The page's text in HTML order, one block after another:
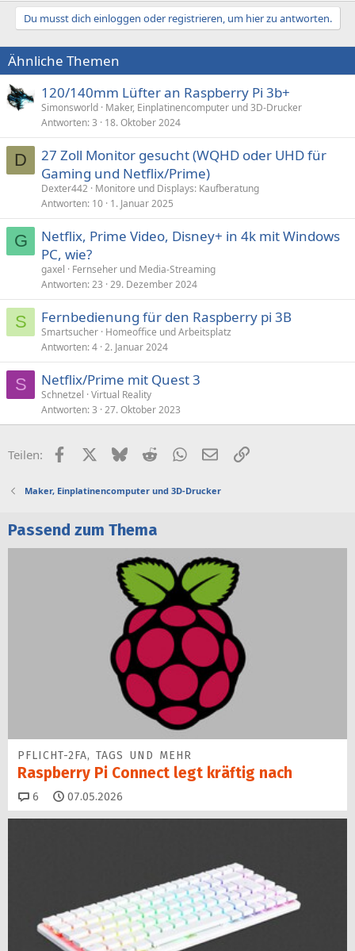
Du musst dich einloggen oder registrieren, um hier zu antworten.
Ähnliche Themen
120/140mm Lüfter an Raspberry Pi 3b+
Simonsworld Maker, Einplatinencomputer und 3D-Drucker
Antworten 3 18. Oktober 2024
D
27 Zoll Monitor gesucht (WQHD oder UHD für
Gaming und Netflix/Prime)
Dexter442 Monitore und Displays: Kaufberatung
Antworten 10 1. Januar 2025
G
Netflix, Prime Video, Disney+ in 4k mit Windows
PC, wie?
gaxel
Fernseher und Media-Streaming
Antworten 23 29. Dezember 2024
S Fernbedienung für den Raspberry pi 3B
Smartsucher Homeoffice und Arbeitsplatz
Antworten 4 2. Januar 2024
S Netflix/Prime mit Quest 3
Schnetzel Virtual Reality
Antworten 3 27. Oktober 2023
Teilen: FacebookX (Twitter)
BlueskyRedditWhatsApp
E-MailLink
Maker, Einplatinencomputer und 3D-Drucker
Passend zum Thema
PFLICHT-2FA, TAGS UND MEHR
Raspberry Pi Connect legt kräftig nach
6 Kommentare
07.05.2026